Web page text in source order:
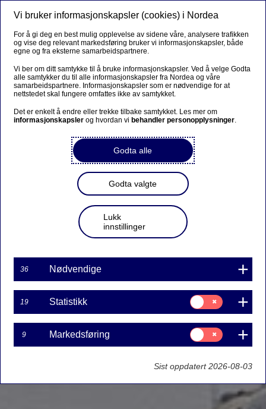
Vi bruker informasjonskapsler (cookies) i Nordea
For å gi deg en best mulig opplevelse av sidene våre, analysere trafikken
og vise deg relevant markedsføring bruker vi informasjonskapsler, både
egne og fra eksterne samarbeidspartnere.
Vi ber om ditt samtykke til å bruke informasjonskapsler. Ved å velge Godta
alle samtykker du til alle informasjonskapsler fra Nordea og våre
samarbeidspartnere. Informasjonskapsler som er nødvendige for at
nettstedet skal fungere omfattes ikke av samtykket.
Det er enkelt å endre eller trekke tilbake samtykket. Les mer om
informasjonskapsler og hvordan vi behandler personopplysninger.
Godta alle
Godta valgte
Lukk
innstillinger
36 Nødvendige
19 Statistikk
Samtykke
til:
Statistikk
9 Markedsføring
Samtykke
til:
Markedsføring
Sist oppdatert 2026-08-03